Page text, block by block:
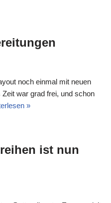
noch einmal mit neuen
war grad frei, und schon
»
ist nun